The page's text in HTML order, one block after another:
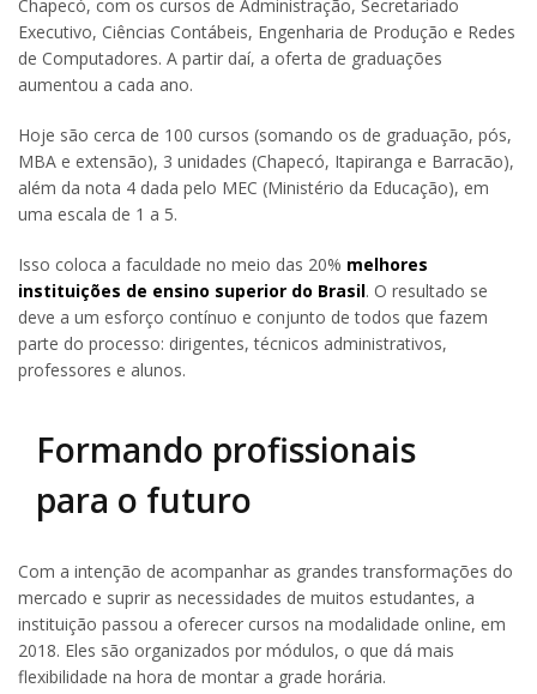
Chapecó, com os cursos de Administração, Secretariado
Executivo, Ciências Contábeis, Engenharia de Produção e Redes
de Computadores. A partir daí, a oferta de graduações
aumentou a cada ano.
Hoje são cerca de 100 cursos (somando os de graduação, pós,
MBA e extensão), 3 unidades (Chapecó, Itapiranga e Barracão),
além da nota 4 dada pelo MEC (Ministério da Educação), em
uma escala de 1 a 5.
Isso coloca a faculdade no meio das 20% melhores
instituições de ensino superior do Brasil. O resultado se
deve a um esforço contínuo e conjunto de todos que fazem
parte do processo: dirigentes, técnicos administrativos,
professores e alunos.
Formando profissionais
para o futuro
Com a intenção de acompanhar as grandes transformações do
mercado e suprir as necessidades de muitos estudantes, a
instituição passou a oferecer cursos na modalidade online, em
2018. Eles são organizados por módulos, o que dá mais
flexibilidade na hora de montar a grade horária.